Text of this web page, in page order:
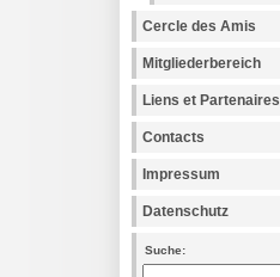
Cercle des Amis
Mitgliederbereich
Liens et Partenaires
Contacts
Impressum
Datenschutz
Suche: